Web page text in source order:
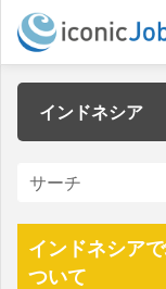
インドネシア
インドネシア
ついて